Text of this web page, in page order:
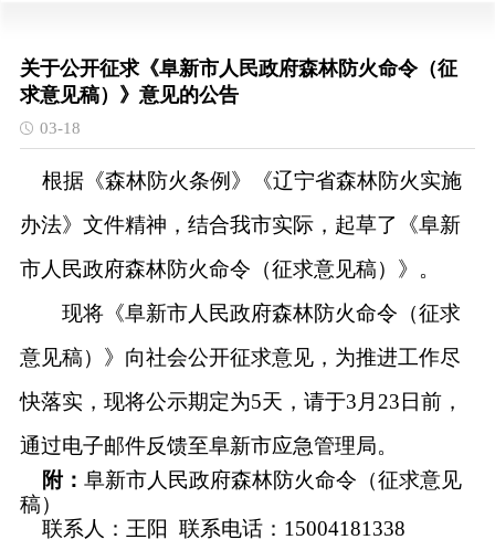
关于公开征求《阜新市人民政府森林防火命令（征
求意见稿）》意见的公告
03-18
根据《森林防火条例》《辽宁省森林防火实施
办法》文件精神，结合我市实际，起草了《阜新
市人民政府森林防火命令（征求意见稿）》。
现将《阜新市人民政府森林防火命令（征求
意见稿）》向社会公开征求意见，为推进工作尽
快落实，现将公示期定为5天，请于3月23日前，
通过电子邮件反馈至阜新市应急管理局。
附： 阜新市人民政府森林防火命令（征求意见
稿）
联系人：王阳 联系电话：15004181338